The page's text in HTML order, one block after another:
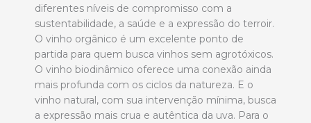
diferentes níveis de compromisso com a
sustentabilidade, a saúde e a expressão do terroir.
O vinho orgânico é um excelente ponto de
partida para quem busca vinhos sem agrotóxicos.
O vinho biodinâmico oferece uma conexão ainda
mais profunda com os ciclos da natureza. E o
vinho natural, com sua intervenção mínima, busca
a expressão mais crua e autêntica da uva. Para o